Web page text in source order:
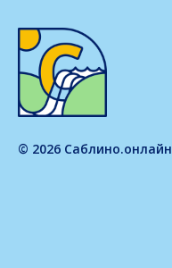
© 2026 Саблино.онлайн